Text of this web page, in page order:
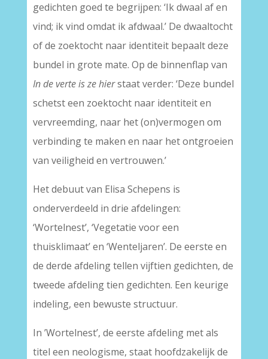
gedichten goed te begrijpen: ‘Ik dwaal af en
vind; ik vind omdat ik afdwaal.’ De dwaaltocht
of de zoektocht naar identiteit bepaalt deze
bundel in grote mate. Op de binnenflap van
In de verte is ze hierstaat verder: ‘Deze bundel
schetst een zoektocht naar identiteit en
vervreemding, naar het (on)vermogen om
verbinding te maken en naar het ontgroeien
van veiligheid en vertrouwen.’
Het debuut van Elisa Schepens is
onderverdeeld in drie afdelingen:
‘Wortelnest’, ‘Vegetatie voor een
thuisklimaat’ en ‘Wenteljaren’. De eerste en
de derde afdeling tellen vijftien gedichten, de
tweede afdeling tien gedichten. Een keurige
indeling, een bewuste structuur.
In ’Wortelnest’, de eerste afdeling met als
titel een neologisme, staat hoofdzakelijk de